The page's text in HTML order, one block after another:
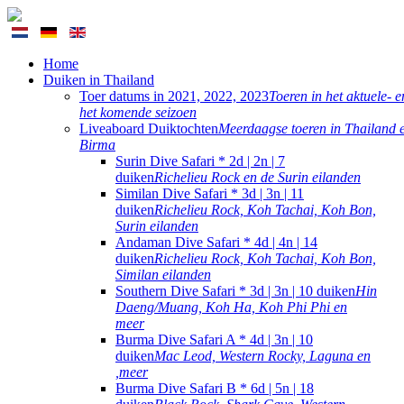
Home
Duiken in Thailand
Toer datums in 2021, 2022, 2023Toeren in het aktuele-
het komende seizoen
Liveaboard DuiktochtenMeerdaagse toeren in Thailand
Birma
Surin Dive Safari * 2d | 2n | 7
duikenRichelieu Rock en de Surin eilanden
Similan Dive Safari * 3d | 3n | 11
duikenRichelieu Rock, Koh Tachai, Koh Bon,
Surin eilanden
Andaman Dive Safari * 4d | 4n | 14
duikenRichelieu Rock, Koh Tachai, Koh Bon,
Similan eilanden
Southern Dive Safari * 3d | 3n | 10 duikenHin
Daeng/Muang, Koh Ha, Koh Phi Phi en
meer
Burma Dive Safari A * 4d | 3n | 10
duikenMac Leod, Western Rocky, Laguna en
,meer
Burma Dive Safari B * 6d | 5n | 18